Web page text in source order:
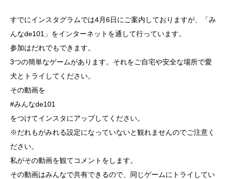
すでにインスタグラムでは4月6日にご案内しておりますが、「み
んなde101」をインターネットを通して行っています。
参加はだれでもできます。
3つの簡単なゲームがあります。それをご自宅や安全な場所で愛
犬とトライしてください。
その動画を
#みんなde101
をつけてインスタにアップしてください。
※だれもがみれる設定になっていないと観れませんのでご注意く
ださい。
私がその動画を観てコメントをします。
その動画はみんなで共有できるので、同じゲームにトライしてい